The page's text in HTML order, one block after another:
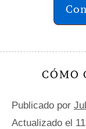
CÓMO
Publicado por
Actualizado el